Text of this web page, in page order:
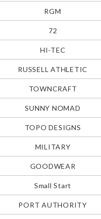
RGM
72
HI-TEC
RUSSELL ATHLETIC
TOWNCRAFT
SUNNY NOMAD
TOPO DESIGNS
MILITARY
GOODWEAR
Small Start
PORT AUTHORITY